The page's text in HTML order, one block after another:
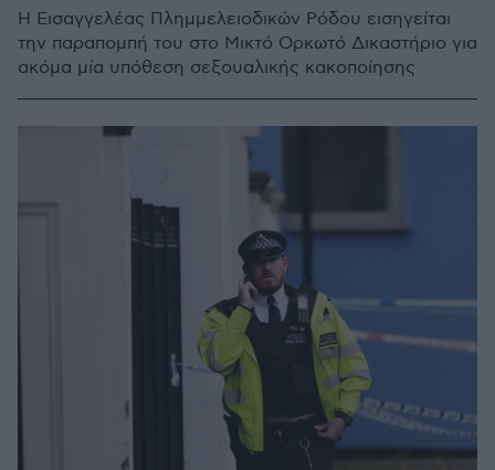
Η Εισαγγελέας Πλημμελειοδικών Ρόδου εισηγείται
την παραπομπή του στο Μικτό Ορκωτό Δικαστήριο για
ακόμα μία υπόθεση σεξουαλικής κακοποίησης